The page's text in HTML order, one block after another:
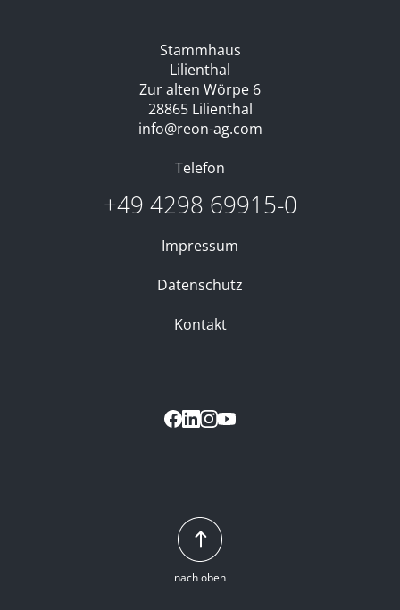
Stammhaus
Lilienthal
Zur alten Wörpe 6
28865 Lilienthal
info@reon-ag.com
Telefon
+49 4298 69915-0
Impressum
Datenschutz
Kontakt
nach oben